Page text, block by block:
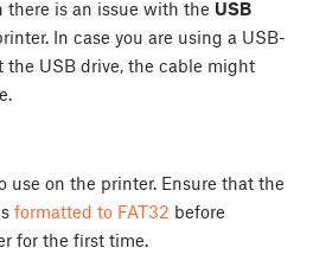
there is an issue with the USB
In case you are using a USB-
USB drive, the cable might
use on the printer. Ensure that the
formatted to FAT32 before
for the first time.